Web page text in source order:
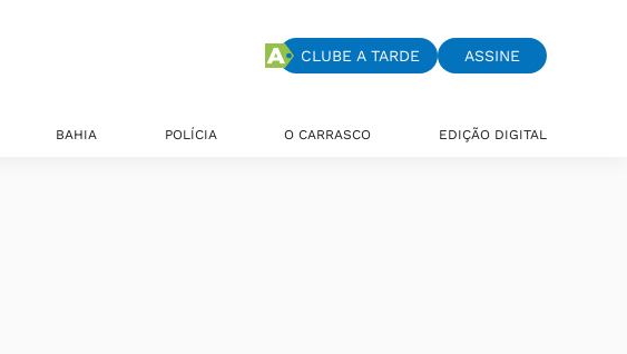
CLUBE A TARDE ASSINE
BAHIA POLÍCIA O CARRASCO EDIÇÃO DIGITAL